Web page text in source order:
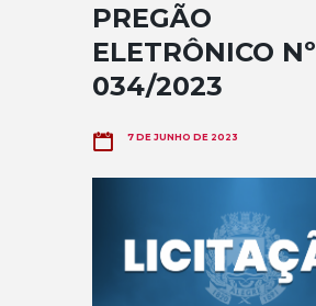
PREGÃO
ELETRÔNICO Nº
034/2023
7 DE JUNHO DE 2023